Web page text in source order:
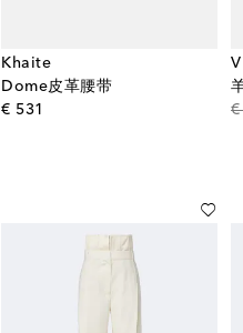
Khaite
Dome皮革腰带
€ 531
€